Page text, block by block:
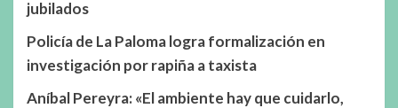
jubilados
Policía de La Paloma logra formalización en
investigación por rapiña a taxista
Aníbal Pereyra: «El ambiente hay que cuidarlo,